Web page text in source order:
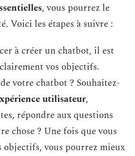
, vous pourrez le
Voici les étapes à suivre :
à créer un chatbot, il est
vos objectifs.
votre chatbot ? Souhaitez-
utilisateur,
répondre aux questions
chose ? Une fois que vous
objectifs, vous pourrez mieux